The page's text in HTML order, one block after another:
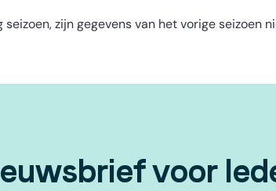
zijn gegevens van het vorige seizoen
voor